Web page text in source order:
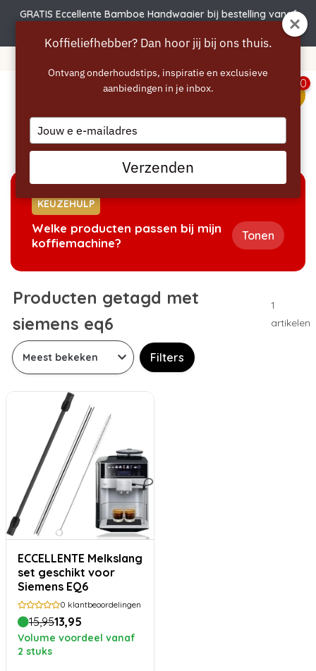
GRATIS Eccellente Bamboe Handwaaier bij bestelling vanaf
0
Home/Tags/siemens eq6
KEUZEHULP
Welke producten passen bij mijn
koffiemachine?
Tonen
Producten getagd met
siemens eq6
1
artikelen
Filters
ECCELLENTE Melkslang
set geschikt voor
Siemens EQ6
0 klantbeoordelingen
15,9513,95
Volume voordeel vanaf
2 stuks
Koffieliefhebber? Dan hoor jij bij ons thuis.
Ontvang onderhoudstips, inspiratie en exclusieve
aanbiedingen in je inbox.
Type
your
email
Verzenden